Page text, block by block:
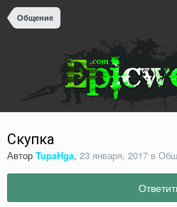
Общение
Скупка
Автор TupaHga, 23 января, 2017 в